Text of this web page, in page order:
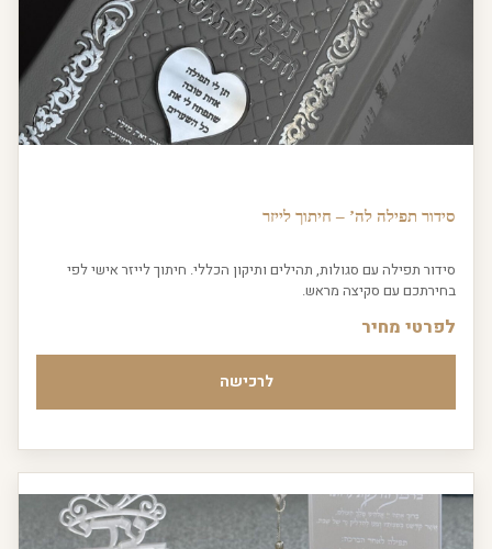
סידור תפילה לה’ – חיתוך לייזר
סידור תפילה עם סגולות, תהילים ותיקון הכללי. חיתוך לייזר אישי לפי
בחירתכם עם סקיצה מראש.
לפרטי מחיר
לרכישה